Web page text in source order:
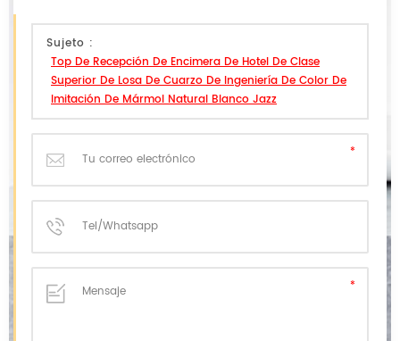
Sujeto :
Top De Recepción De Encimera De Hotel De Clase
Superior De Losa De Cuarzo De Ingeniería De Color De
Imitación De Mármol Natural Blanco Jazz